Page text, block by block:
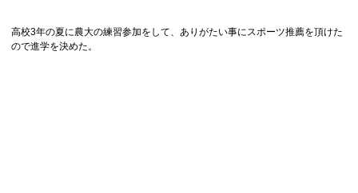
高校3年の夏に農大の練習参加をして、ありがたい事にスポーツ推薦を頂けた
ので進学を決めた。